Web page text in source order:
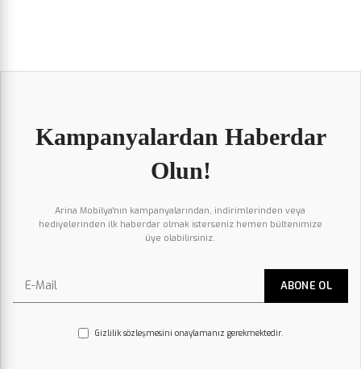
Kampanyalardan Haberdar
Olun!
Arina Mobilya'nın kampanyalarından, indirimlerinden veya
hediyelerinden ilk haberdar olmak isterseniz hemen bültenimize
üye olabilirsiniz.
Gizlilik sözleşmesini onaylamanız gerekmektedir.